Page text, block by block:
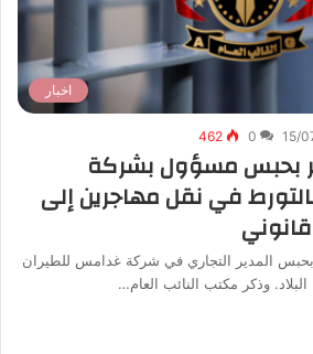
اخبار
15/
0
462
بحبس مسؤول بشركة
في نقل مهاجرين إلى
بحبس المدير التجاري في شركة غدامس للطيران
وذكر مكتب النائب العام…